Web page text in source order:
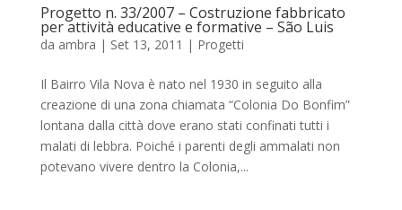
Progetto n. 33/2007 – Costruzione fabbricato
per attività educative e formative – São Luis
da ambra | Set 13, 2011 | Progetti
Il Bairro Vila Nova è nato nel 1930 in seguito alla
creazione di una zona chiamata “Colonia Do Bonfim”
lontana dalla città dove erano stati confinati tutti i
malati di lebbra. Poiché i parenti degli ammalati non
potevano vivere dentro la Colonia,...